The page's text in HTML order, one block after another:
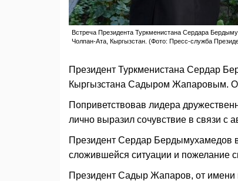
Встреча Президента Туркменистана Сердара
Чолпан-Ата, Кыргызстан. (Фото: Пресс-служба
Президент Туркменистана Сердар
Кыргызстана Садыром Жапаровым.
Поприветствовав ­лидера
лично выразил сочувствие в связи с
Президент Сердар Бердымухамедов
сложившейся ситуации и пожелание
Президент Садыр Жапаров, от имени